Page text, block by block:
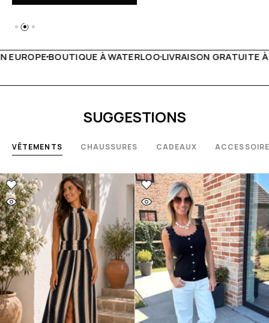
LIVRAISON GRATUITE À PARTIR DE 150€LIVE
SUGGESTIONS
VÊTEMENTS CHAUSSURES CADEAUX